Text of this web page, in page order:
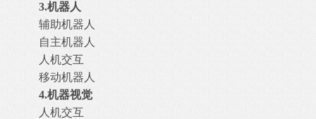
3.机器人
辅助机器人
自主机器人
人机交互
移动机器人
4.机器视觉
人机交互